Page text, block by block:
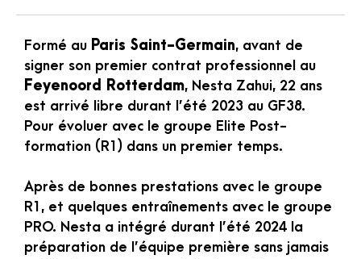
Formé au Paris Saint-Germain, avant de
signer son premier contrat professionnel au
Feyenoord Rotterdam, Nesta Zahui, 22 ans
est arrivé libre durant l’été 2023 au GF38.
Pour évoluer avec le groupe Elite Post-
formation (R1) dans un premier temps.
Après de bonnes prestations avec le groupe
R1, et quelques entraînements avec le groupe
PRO. Nesta a intégré durant l’été 2024 la
préparation de l’équipe première sans jamais